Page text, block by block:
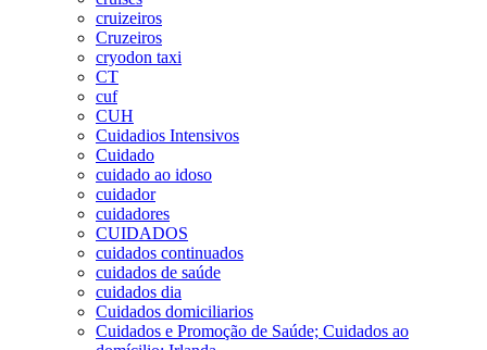
cruizeiros
Cruzeiros
cryodon taxi
CT
cuf
CUH
Cuidadios Intensivos
Cuidado
cuidado ao idoso
cuidador
cuidadores
CUIDADOS
cuidados continuados
cuidados de saúde
cuidados dia
Cuidados domiciliarios
Cuidados e Promoção de Saúde; Cuidados ao